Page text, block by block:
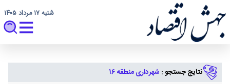
شنبه ۱۷ مرداد ۱۴۰۵
نتایج جستجو : شهرداری منطقه ۱۶